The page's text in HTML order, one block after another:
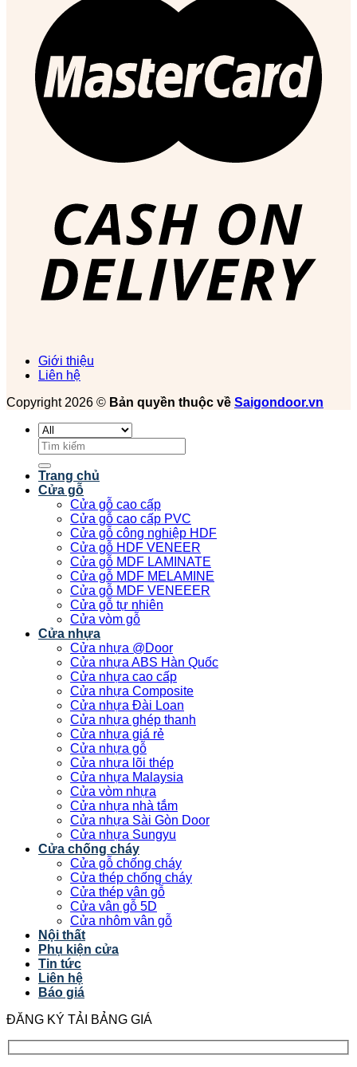
Giới thiệu
Liên hệ
Copyright 2026 © Bản quyền thuộc về Saigondoor.vn
Tìm
kiếm:
Trang chủ
Cửa gỗ
Cửa gỗ cao cấp
Cửa gỗ cao cấp PVC
Cửa gỗ công nghiệp HDF
Cửa gỗ HDF VENEER
Cửa gỗ MDF LAMINATE
Cửa gỗ MDF MELAMINE
Cửa gỗ MDF VENEEER
Cửa gỗ tự nhiên
Cửa vòm gỗ
Cửa nhựa
Cửa nhựa @Door
Cửa nhựa ABS Hàn Quốc
Cửa nhựa cao cấp
Cửa nhựa Composite
Cửa nhựa Đài Loan
Cửa nhựa ghép thanh
Cửa nhựa giá rẻ
Cửa nhựa gỗ
Cửa nhựa lõi thép
Cửa nhựa Malaysia
Cửa vòm nhựa
Cửa nhựa nhà tắm
Cửa nhựa Sài Gòn Door
Cửa nhựa Sungyu
Cửa chống cháy
Cửa gỗ chống cháy
Cửa thép chống cháy
Cửa thép vân gỗ
Cửa vân gỗ 5D
Cửa nhôm vân gỗ
Nội thất
Phụ kiện cửa
Tin tức
Liên hệ
Báo giá
ĐĂNG KÝ TẢI BẢNG GIÁ